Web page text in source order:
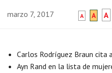
marzo 7, 2017 A A A
Carlos Rodríguez Braun cita
Ayn Rand en la lista de